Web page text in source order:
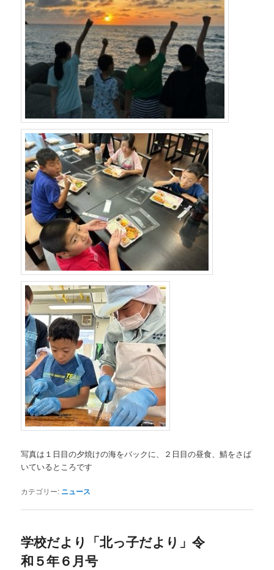
写真は１日目の夕焼けの海をバックに、２日目の昼食、鯖をさば
いているところです
カテゴリー: ニュース
学校だより「北っ子だより」令
和５年６月号